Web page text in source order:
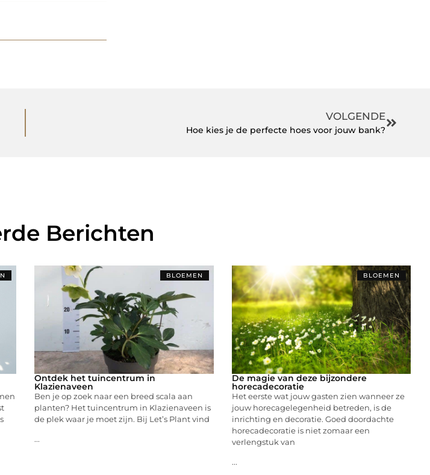
VOLGENDE
Hoe kies je de perfecte hoes voor jouw bank?
Berichten
BLOEMEN
Ontdek het tuincentrum in
Klazienaveen
Ben je op zoek naar een breed scala aan
planten? Het tuincentrum in Klazienaveen is
de plek waar je moet zijn. Bij Let’s Plant vind
...
BLOEMEN
De magie van deze bijzondere
horecadecoratie
Het eerste wat jouw gasten zien wanneer ze
jouw horecagelegenheid betreden, is de
inrichting en decoratie. Goed doordachte
horecadecoratie is niet zomaar een
verlengstuk van
...